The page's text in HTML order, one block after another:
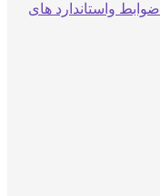
ضوابط واستاندارد های